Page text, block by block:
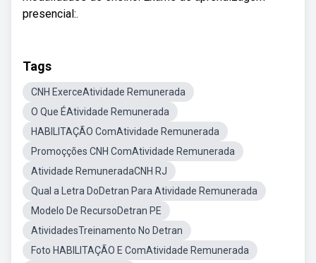
presencial:.
Tags
CNH ExerceAtividade Remunerada
O Que ÉAtividade Remunerada
HABILITAÇÃO ComAtividade Remunerada
Promoçções CNH ComAtividade Remunerada
Atividade RemuneradaCNH RJ
Qual a Letra DoDetran Para Atividade Remunerada
Modelo De RecursoDetran PE
AtividadesTreinamento No Detran
Foto HABILITAÇÃO E ComAtividade Remunerada